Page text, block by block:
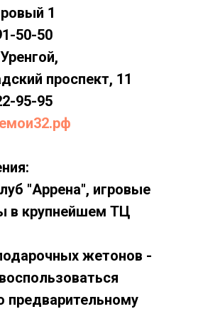
1
50-50
проспект, 11
95-95
"Аррена", игровые
в крупнейшем ТЦ
жетонов -
предварительному